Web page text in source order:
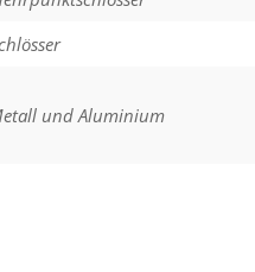
und Aluminium